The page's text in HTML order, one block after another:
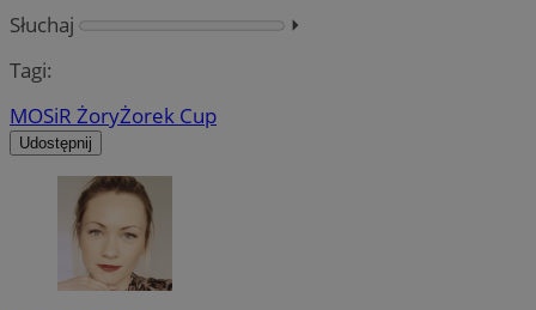
Słuchaj
⏵︎
Tagi:
MOSiR ŻoryŻorek Cup
Udostępnij